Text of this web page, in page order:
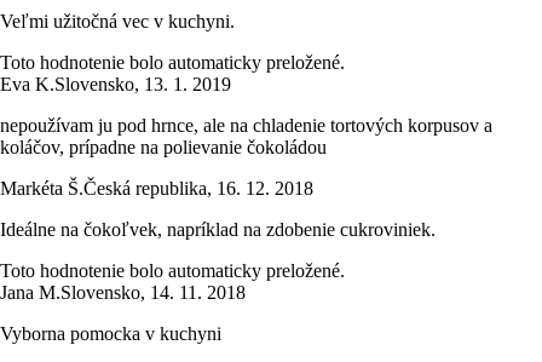
Veľmi užitočná vec v kuchyni.
Toto hodnotenie bolo automaticky preložené.
Eva K.Slovensko, 13. 1. 2019
nepoužívam ju pod hrnce, ale na chladenie tortových korpusov a
koláčov, prípadne na polievanie čokoládou
Markéta Š.Česká republika, 16. 12. 2018
Ideálne na čokoľvek, napríklad na zdobenie cukroviniek.
Toto hodnotenie bolo automaticky preložené.
Jana M.Slovensko, 14. 11. 2018
Vyborna pomocka v kuchyni